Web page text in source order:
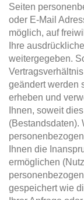
Seiten
oder E-Mail
möglich, auf
Ihre
weitergegeben.
geändert werden
erheben und
Ihnen, soweit
(Bestandsdaten).
Ihnen die
ermöglichen
gespeichert wie